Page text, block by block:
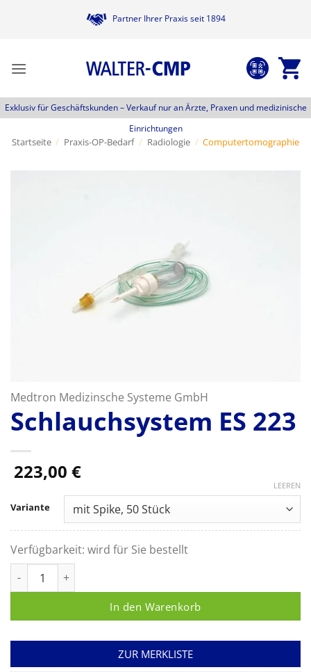
Partner Ihrer Praxis seit 1894
Exklusiv für Geschäftskunden –Verkauf nur an Ärzte, Praxen und medizinische
Einrichtungen
Startseite / Praxis-OP-Bedarf / Radiologie / Computertomographie
Medtron Medizinsche Systeme GmbH
Schlauchsystem ES 223
223,00 €
Variante
LEEREN
Verfügbarkeit: wird für Sie bestellt
In den Warenkorb
ZUR MERKLISTE